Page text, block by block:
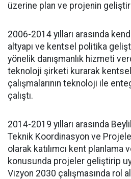
üzerine plan ve projenin
2006-2014 yılları arasında
altyapı ve kentsel politika
yönelik danışmanlık hizmeti
teknoloji şirketi kurarak
çalışmalarının teknoloji ile
çalıştı.
2014-2019 yılları arasında
Teknik Koordinasyon ve
olarak katılımcı kent planlama
konusunda projeler geliştirip
Vizyon 2030 çalışmasında rol